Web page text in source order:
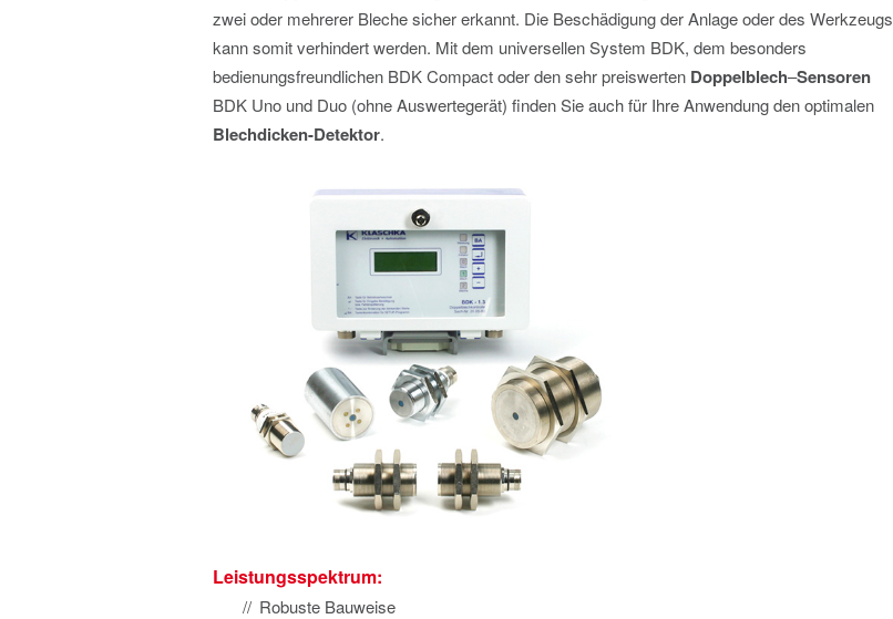
zwei oder mehrerer Bleche sicher erkannt. Die Beschädigung der Anlage oder des Werkzeugs
kann somit verhindert werden. Mit dem universellen System BDK, dem besonders
bedienungsfreundlichen BDK Compact oder den sehr preiswerten Doppelblech–Sensoren
BDK Uno und Duo (ohne Auswertegerät) finden Sie auch für Ihre Anwendung den optimalen
Blechdicken-Detektor.
Leistungsspektrum:
Robuste Bauweise